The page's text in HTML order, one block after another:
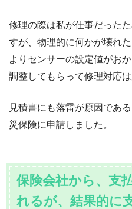
修理の際は私が仕事だった
すが、物理的に何かが壊れ
よりセンサーの設定値がお
調整してもらって修理対応は
見積書にも落雷が原因であ
災保険に申請しました。
保険会社から、支
れるが、結果的に